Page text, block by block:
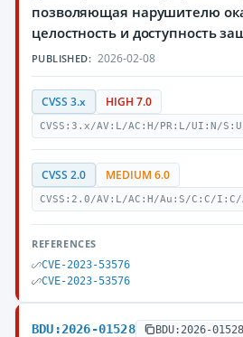
позволяющая нарушителю
целостность и доступность
PUBLISHED: 2026-02-08
CVSS 3.x HIGH 7.0
CVSS:3.x/AV:L/AC:H/PR:L/UI:N/
CVSS 2.0 MEDIUM 6.0
CVSS:2.0/AV:L/AC:H/Au:S/C:C/I:C/
REFERENCES
CVE-2023-53576
CVE-2023-53576
BDU:2026-01528 BDU:2026-01528